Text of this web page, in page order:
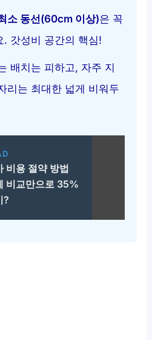
소 동선(60cm 이상)은 꼭
. 갓성비 공간의 핵심!
배치는 피하고, 자주 지
리는 최대한 넓게 비워두
비용 절약 방법
비교만으로 35%
?